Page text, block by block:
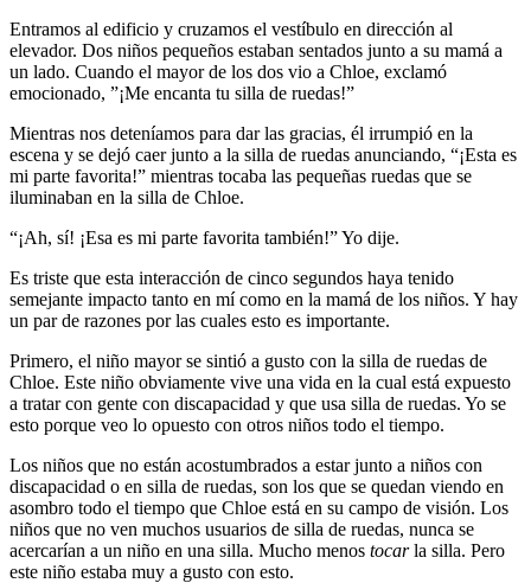
Entramos al edificio y cruzamos el vestíbulo en dirección al
elevador. Dos niños pequeños estaban sentados junto a su mamá a
un lado. Cuando el mayor de los dos vio a Chloe, exclamó
emocionado, ”¡Me encanta tu silla de ruedas!”
Mientras nos deteníamos para dar las gracias, él irrumpió en la
escena y se dejó caer junto a la silla de ruedas anunciando, “¡Esta es
mi parte favorita!” mientras tocaba las pequeñas ruedas que se
iluminaban en la silla de Chloe.
“¡Ah, sí! ¡Esa es mi parte favorita también!” Yo dije.
Es triste que esta interacción de cinco segundos haya tenido
semejante impacto tanto en mí como en la mamá de los niños. Y hay
un par de razones por las cuales esto es importante.
Primero, el niño mayor se sintió a gusto con la silla de ruedas de
Chloe. Este niño obviamente vive una vida en la cual está expuesto
a tratar con gente con discapacidad y que usa silla de ruedas. Yo se
esto porque veo lo opuesto con otros niños todo el tiempo.
Los niños que no están acostumbrados a estar junto a niños con
discapacidad o en silla de ruedas, son los que se quedan viendo en
asombro todo el tiempo que Chloe está en su campo de visión. Los
niños que no ven muchos usuarios de silla de ruedas, nunca se
acercarían a un niño en una silla. Mucho menos tocarla silla. Pero
este niño estaba muy a gusto con esto.